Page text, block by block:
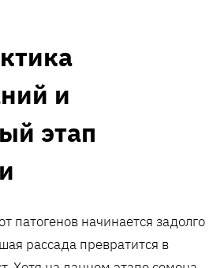
и
этап
патогенов начинается задолго
рассада превратится в